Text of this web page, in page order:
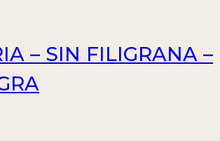
– SIN FILIGRANA –